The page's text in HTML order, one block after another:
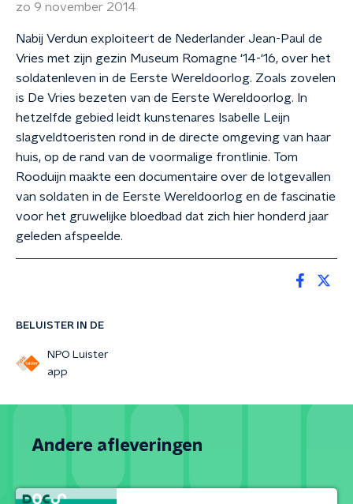
BELUISTER IN DE
NPO Luister
app
zo 9 november 2014
Nabij Verdun exploiteert de Nederlander Jean-Paul de
Vries met zijn gezin Museum Romagne ‘14-‘16, over het
soldatenleven in de Eerste Wereldoorlog. Zoals zovelen
is De Vries bezeten van de Eerste Wereldoorlog. In
hetzelfde gebied leidt kunstenares Isabelle Leijn
slagveldtoeristen rond in de directe omgeving van haar
huis, op de rand van de voormalige frontlinie. Tom
Rooduijn maakte een documentaire over de lotgevallen
van soldaten in de Eerste Wereldoorlog en de fascinatie
voor het gruwelijke bloedbad dat zich hier honderd jaar
geleden afspeelde.
Andere afleveringen